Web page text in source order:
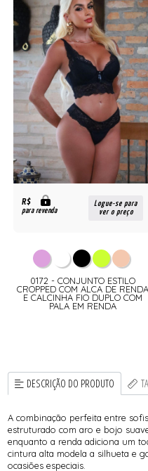
R$
para revenda
Logue-se para
ver o preço
0172 - CONJUNTO ESTILO
CROPPED COM ALCA DE RENDA
E CALCINHA FIO DUPLO COM
PALA EM RENDA
DESCRIÇÃO DO PRODUTO
A combinação perfeita entre
estruturado com aro e bojo
enquanto a renda adiciona um
cintura alta modela a silhueta e
ocasiões especiais.